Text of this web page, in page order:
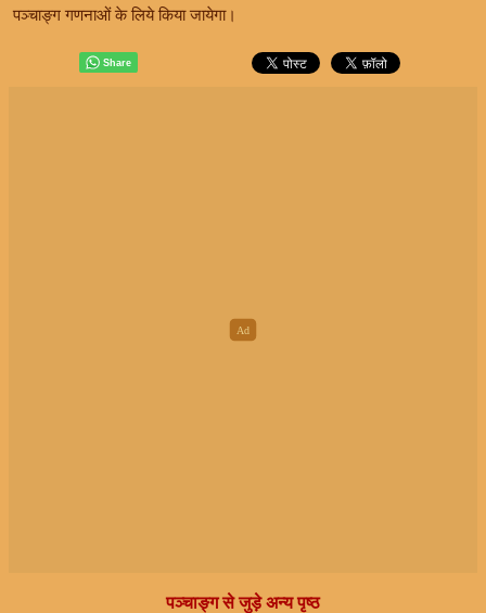
पञ्चाङ्ग गणनाओं के लिये किया जायेगा।
पञ्चाङ्ग से जुड़े अन्य पृष्ठ